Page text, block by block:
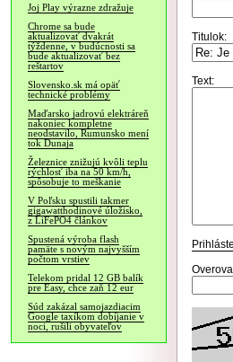
Joj Play výrazne zdražuje
Chrome sa bude
aktualizovať dvakrát
týždenne, v budúcnosti sa
bude aktualizovať bez
reštartov
Slovensko.sk má opäť
technické problémy
Maďarsko jadrovú elektráreň
nakoniec kompletne
neodstavilo, Rumunsko mení
tok Dunaja
Železnice znižujú kvôli teplu
rýchlosť iba na 50 km/h,
spôsobuje to meškanie
V Poľsku spustili takmer
gigawatthodinové úložisko,
z LiFePO4 článkov
Spustená výroba flash
pamäte s novým najvyšším
počtom vrstiev
Telekom pridal 12 GB balík
pre Easy, chce zaň 12 eur
Súd zakázal samojazdiacim
Google taxíkom dobíjanie v
noci, rušili obyvateľov
Titulok:
Text: